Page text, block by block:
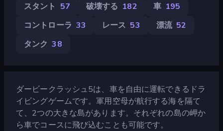
スタント 57 破壊する 182 車 195
コントローラ 33 レース 53 漂流 52
タンク 38
ダービークラッシュ5は、車を自由に運転できるドラ
イビングゲームです。軍用空母が航行する海を隔て
て、2つの大きな島があります。それぞれの島の岬か
ら車でコースに飛び込むことも可能です。